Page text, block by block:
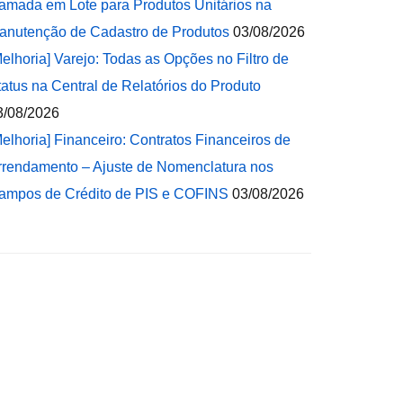
em Lote para Produtos Unitários na
de Cadastro de Produtos 03/08/2026
Varejo: Todas as Opções no Filtro de
na Central de Relatórios do Produto
08/2026
Financeiro: Contratos Financeiros de
– Ajuste de Nomenclatura nos
de Crédito de PIS e COFINS 03/08/2026